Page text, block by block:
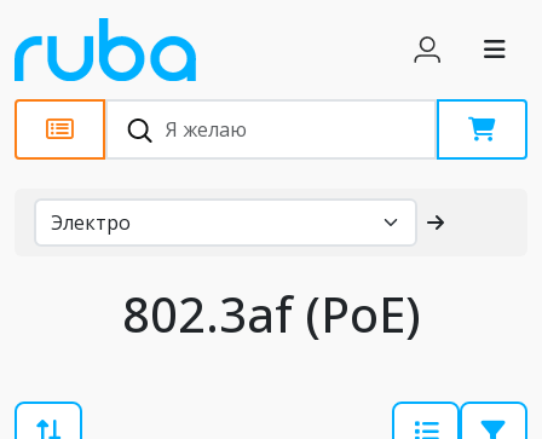
Каталог
802.3af (PoE)